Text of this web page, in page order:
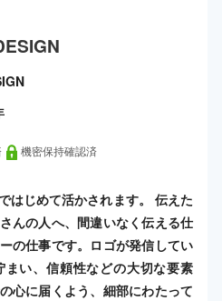
機密保持確認済
はじめて活かされます。 伝えた
んの人へ、間違いなく伝える仕
の仕事です。ロゴが発信してい
まい、信頼性などの大切な要素
心に届くよう、細部にわたって